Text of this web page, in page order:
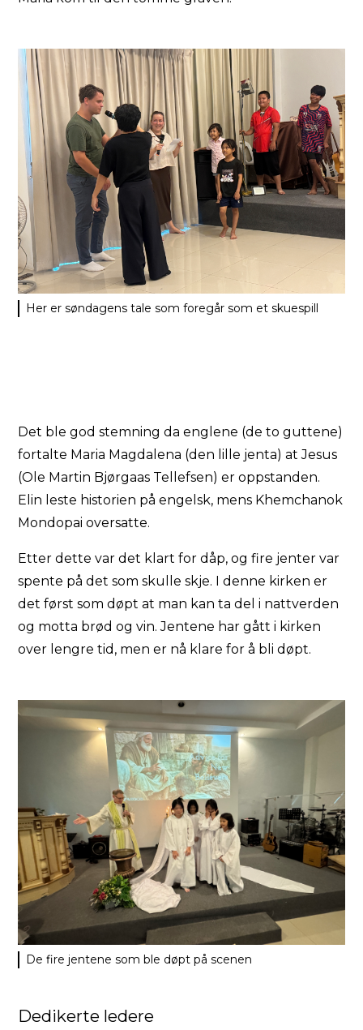
Her er søndagens tale som foregår som et skuespill
Det ble god stemning da englene (de to guttene)
fortalte Maria Magdalena (den lille jenta) at Jesus
(Ole Martin Bjørgaas Tellefsen) er oppstanden.
Elin leste historien på engelsk, mens Khemchanok
Mondopai oversatte.
Etter dette var det klart for dåp, og fire jenter var
spente på det som skulle skje. I denne kirken er
det først som døpt at man kan ta del i nattverden
og motta brød og vin. Jentene har gått i kirken
over lengre tid, men er nå klare for å bli døpt.
De fire jentene som ble døpt på scenen
Dedikerte ledere